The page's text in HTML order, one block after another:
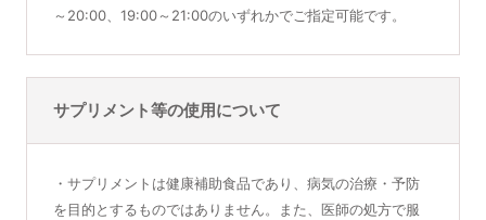
～20:00、19:00～21:00のいずれかでご指定可能です。
サプリメント等の使用について
・サプリメントは健康補助食品であり、病気の治療・予防
を目的とするものではありません。また、医師の処方で服